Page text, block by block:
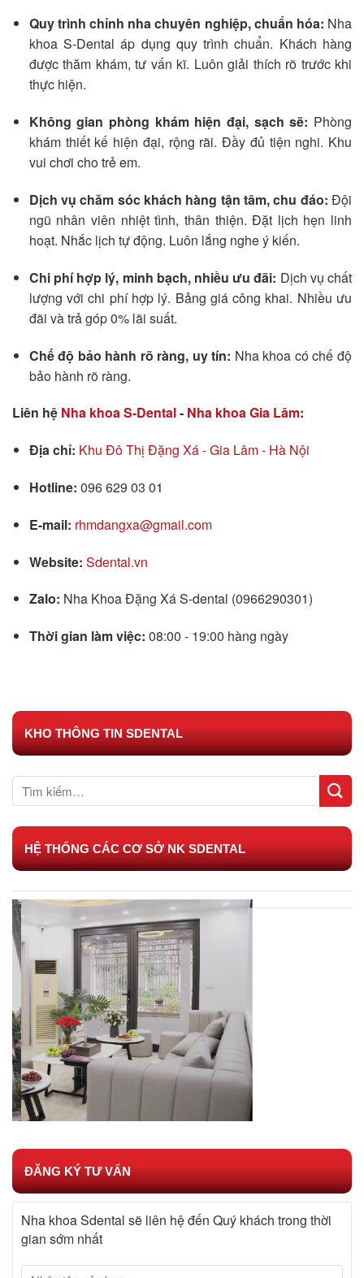
Quy trình chỉnh nha chuyên nghiệp, chuẩn hóa: Nha
khoa S-Dental áp dụng quy trình chuẩn. Khách hàng
được thăm khám, tư vấn kĩ. Luôn giải thích rõ trước khi
thực hiện.
Không gian phòng khám hiện đại, sạch sẽ: Phòng
khám thiết kế hiện đại, rộng rãi. Đầy đủ tiện nghi. Khu
vui chơi cho trẻ em.
Dịch vụ chăm sóc khách hàng tận tâm, chu đáo: Đội
ngũ nhân viên nhiệt tình, thân thiện. Đặt lịch hẹn linh
hoạt. Nhắc lịch tự động. Luôn lắng nghe ý kiến.
Chi phí hợp lý, minh bạch, nhiều ưu đãi: Dịch vụ chất
lượng với chi phí hợp lý. Bảng giá công khai. Nhiều ưu
đãi và trả góp 0% lãi suất.
Chế độ bảo hành rõ ràng, uy tín: Nha khoa có chế độ
bảo hành rõ ràng.
Liên hệ Nha khoa S-Dental- Nha khoa Gia Lâm:
Địa chỉ: Khu Đô Thị Đặng Xá - Gia Lâm - Hà Nội
Hotline: 096 629 03 01
E-mail: rhmdangxa@gmail.com
Website: Sdental.vn
Zalo: Nha Khoa Đặng Xá S-dental (0966290301)
Thời gian làm việc: 08:00 - 19:00 hàng ngày
KHO THÔNG TIN SDENTAL
HỆ THỐNG CÁC CƠ SỞ NK SDENTAL
ĐĂNG KÝ TƯ VẤN
Nha khoa Sdental sẽ liên hệ đến Quý khách trong thời
gian sớm nhất